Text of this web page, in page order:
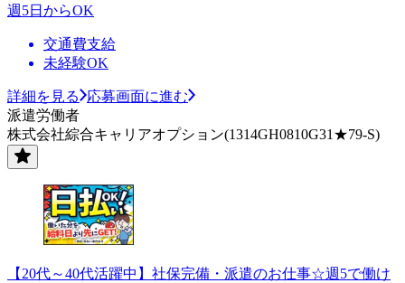
週5日からOK
交通費支給
未経験OK
詳細を見る
応募画面に進む
派遣労働者
株式会社綜合キャリアオプション(1314GH0810G31★79-S)
【20代～40代活躍中】社保完備・派遣のお仕事☆週5で働け